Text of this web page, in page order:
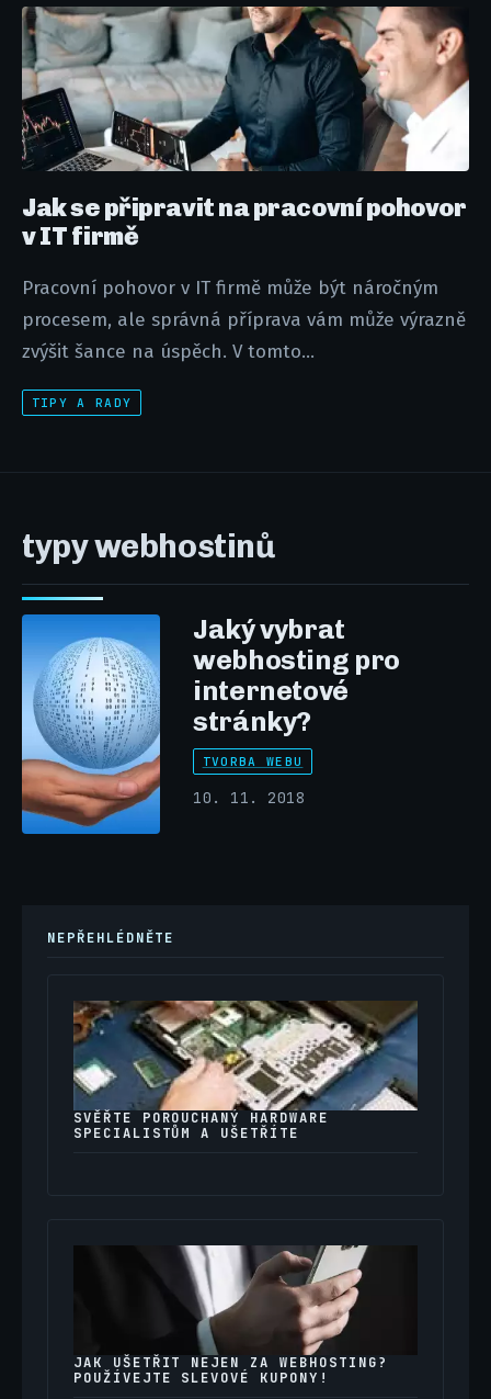
Jak se připravit na pracovní pohovor
v IT firmě
Pracovní pohovor v IT firmě může být náročným
procesem, ale správná příprava vám může výrazně
zvýšit šance na úspěch. V tomto...
TIPY A RADY
typy webhostinů
Jaký vybrat
webhosting pro
internetové
stránky?
TVORBA WEBU
10. 11. 2018
NEPŘEHLÉDNĚTE
SVĚŘTE POROUCHANÝ HARDWARE
SPECIALISTŮM A UŠETŘÍTE
JAK UŠETŘIT NEJEN ZA WEBHOSTING?
POUŽÍVEJTE SLEVOVÉ KUPONY!